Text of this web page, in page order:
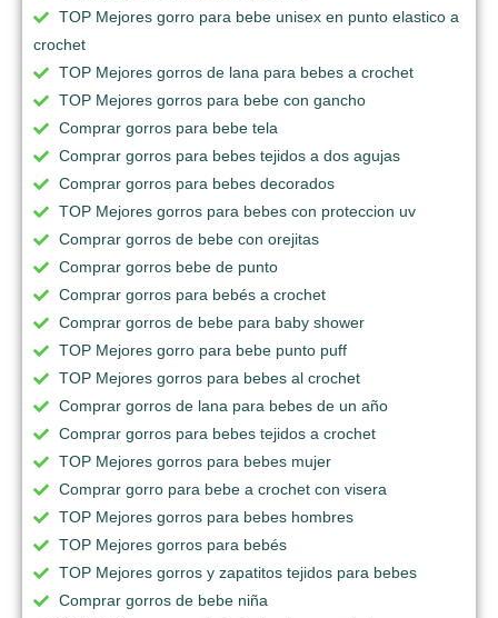
TOP Mejores gorro para bebe unisex en punto elastico a
crochet
TOP Mejores gorros de lana para bebes a crochet
TOP Mejores gorros para bebe con gancho
Comprar gorros para bebe tela
Comprar gorros para bebes tejidos a dos agujas
Comprar gorros para bebes decorados
TOP Mejores gorros para bebes con proteccion uv
Comprar gorros de bebe con orejitas
Comprar gorros bebe de punto
Comprar gorros para bebés a crochet
Comprar gorros de bebe para baby shower
TOP Mejores gorro para bebe punto puff
TOP Mejores gorros para bebes al crochet
Comprar gorros de lana para bebes de un año
Comprar gorros para bebes tejidos a crochet
TOP Mejores gorros para bebes mujer
Comprar gorro para bebe a crochet con visera
TOP Mejores gorros para bebes hombres
TOP Mejores gorros para bebés
TOP Mejores gorros y zapatitos tejidos para bebes
Comprar gorros de bebe niña